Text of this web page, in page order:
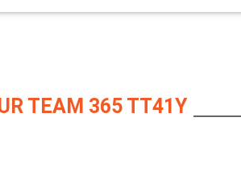
TEAM 365 TT41Y